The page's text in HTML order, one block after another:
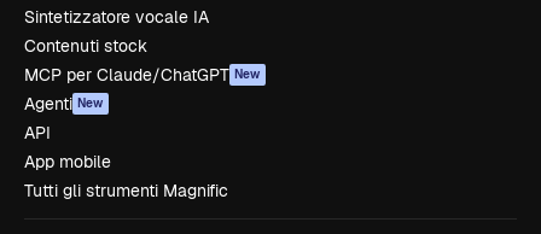
Sintetizzatore vocale IA
Contenuti stock
MCP per Claude/ChatGPT New
Agenti New
API
App mobile
Tutti gli strumenti Magnific